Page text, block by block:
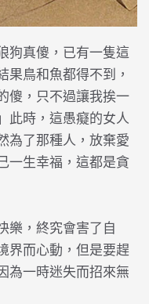
狗真傻，已有一隻這
果鳥和魚都得不到，
傻，只不過讓我挨一
此時，這愚癡的女人
為了那種人，放棄愛
一生幸福，這都是貪
樂，終究會害了自
界而心動，但是要趕
為一時迷失而招來無